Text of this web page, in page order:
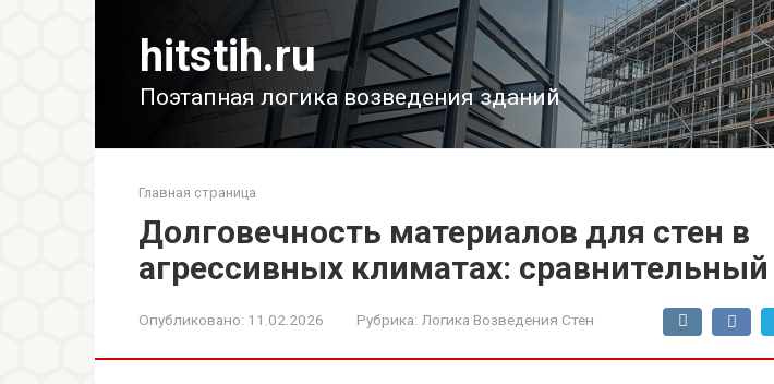
hitstih.ru
Поэтапная логика возведения зданий
Главная страница
Долговечность материалов для стен в
агрессивных климатах:
Опубликовано: 11.02.2026 Рубрика: Логика Возведения Стен